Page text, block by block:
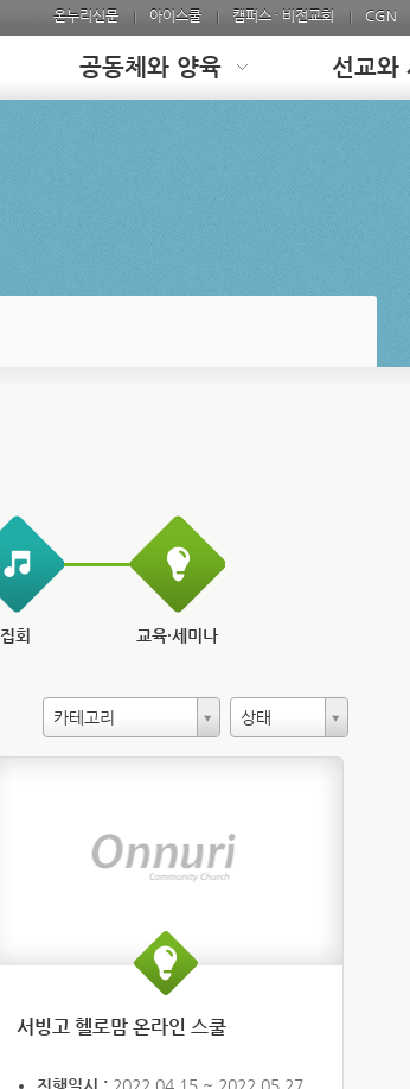
온누리신문 아이스쿨 캠퍼스 · 비전교회 CGN
공동체와 양육 선교와
집회 교육·세미나
카테고리 상태
서빙고 헬로맘 온라인 스쿨